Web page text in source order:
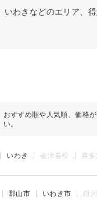
わきなどのエリア、
おすすめ順や人気順、価格
い。
いわき 会津若松 喜多
郡山市 いわき市 白